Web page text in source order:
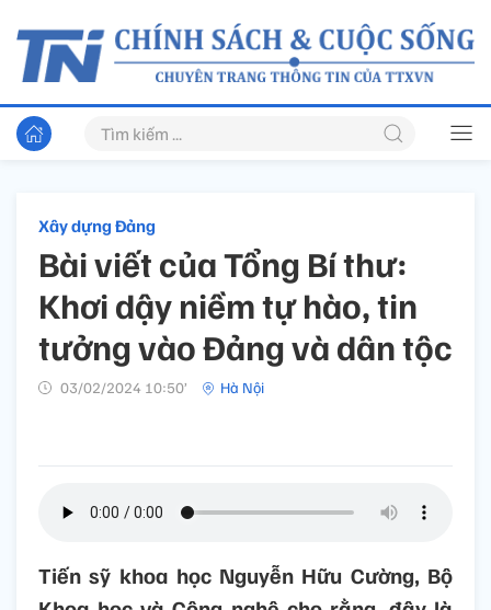
Xây dựng Đảng
Bài viết của Tổng Bí thư:
Khơi dậy niềm tự hào, tin
tưởng vào Đảng và dân tộc
03/02/2024 10:50’ Hà Nội
Tiến sỹ khoa học Nguyễn Hữu Cường, Bộ